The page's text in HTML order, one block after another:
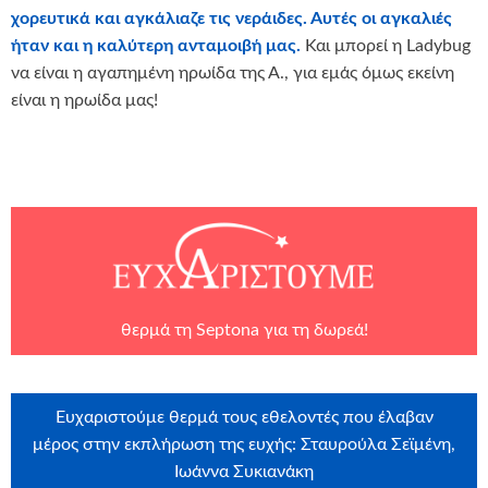
χορευτικά και αγκάλιαζε τις νεράιδες. Αυτές οι αγκαλιές
ήταν και η καλύτερη ανταμοιβή μας. Και μπορεί η Ladybug
να είναι η αγαπημένη ηρωίδα της Α., για εμάς όμως εκείνη
είναι η ηρωίδα μας!
θερμά τη Septona για τη δωρεά!
Ευχαριστούμε θερμά τους εθελοντές που έλαβαν
μέρος στην εκπλήρωση της ευχής: Σταυρούλα Σεϊμένη,
Ιωάννα Συκιανάκη